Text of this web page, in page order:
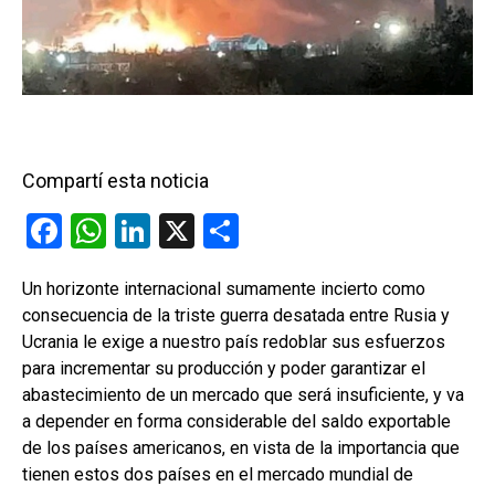
Compartí esta noticia
F
ce
b
o
o
k
W
at
s
A
p
p
Li
ke
dI
n
X
m
p
ar
tir
Un horizonte internacional sumamente incierto como
consecuencia de la triste guerra desatada entre Rusia y
Ucrania le exige a nuestro país redoblar sus esfuerzos
para incrementar su producción y poder garantizar el
abastecimiento de un mercado que será insuficiente, y va
a depender en forma considerable del saldo exportable
de los países americanos, en vista de la importancia que
tienen estos dos países en el mercado mundial de